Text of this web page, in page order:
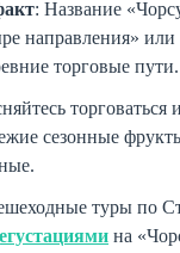
: Название
направления»
торговые пути.
торговаться
сезонные
туры по
на